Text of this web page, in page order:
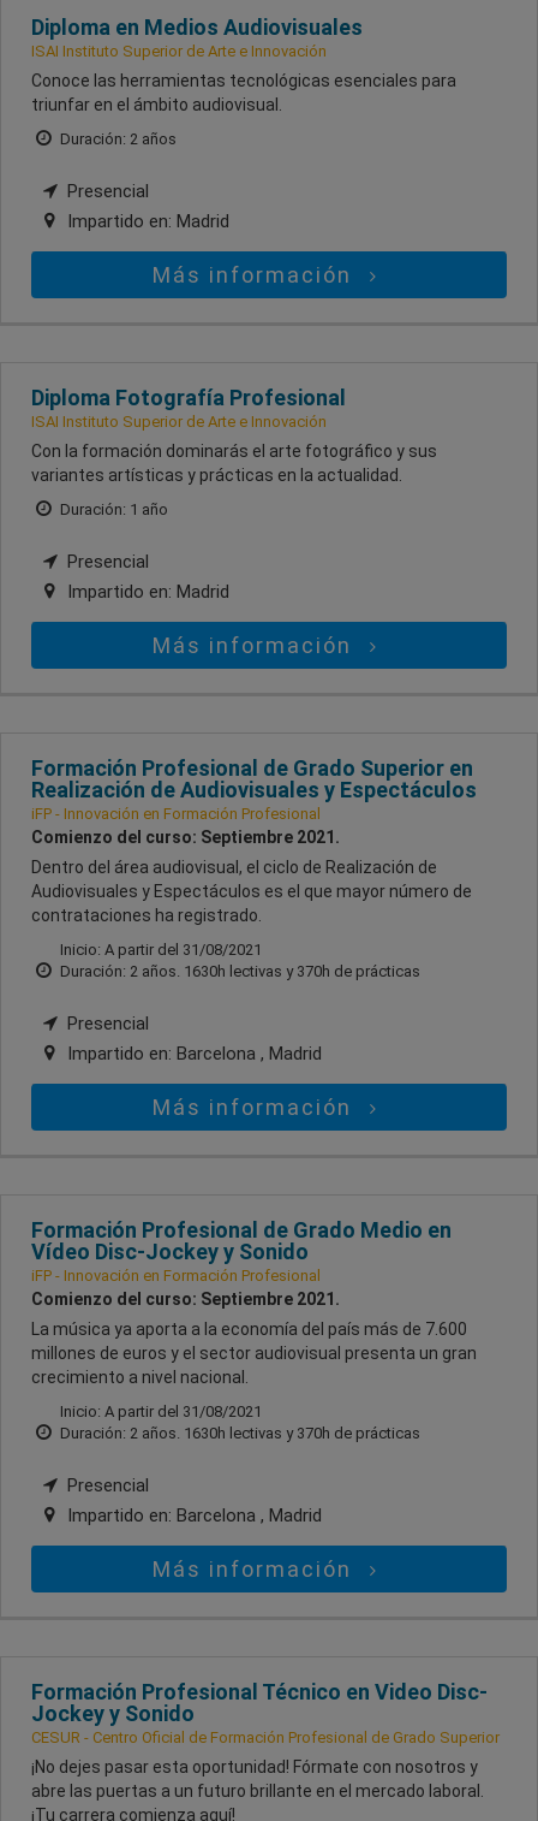
Diploma en Medios Audiovisuales
ISAI Instituto Superior de Arte e Innovación
Conoce las herramientas tecnológicas esenciales para
triunfar en el ámbito audiovisual.
Duración: 2 años
Presencial
Impartido en: Madrid
Más información
Diploma Fotografía Profesional
ISAI Instituto Superior de Arte e Innovación
Con la formación dominarás el arte fotográfico y sus
variantes artísticas y prácticas en la actualidad.
Duración: 1 año
Presencial
Impartido en: Madrid
Más información
Formación Profesional de Grado Superior en
Realización de Audiovisuales y Espectáculos
iFP - Innovación en Formación Profesional
Comienzo del curso: Septiembre 2021.
Dentro del área audiovisual, el ciclo de Realización de
Audiovisuales y Espectáculos es el que mayor número de
contrataciones ha registrado.
Inicio: A partir del 31/08/2021
Duración: 2 años. 1630h lectivas y 370h de prácticas
Presencial
Impartido en: Barcelona , Madrid
Más información
Formación Profesional de Grado Medio en
Vídeo Disc-Jockey y Sonido
iFP - Innovación en Formación Profesional
Comienzo del curso: Septiembre 2021.
La música ya aporta a la economía del país más de 7.600
millones de euros y el sector audiovisual presenta un gran
crecimiento a nivel nacional.
Inicio: A partir del 31/08/2021
Duración: 2 años. 1630h lectivas y 370h de prácticas
Presencial
Impartido en: Barcelona , Madrid
Más información
Formación Profesional Técnico en Video Disc-
Jockey y Sonido
CESUR - Centro Oficial de Formación Profesional de Grado Superior
¡No dejes pasar esta oportunidad! Fórmate con nosotros y
abre las puertas a un futuro brillante en el mercado laboral.
¡Tu carrera comienza aquí!